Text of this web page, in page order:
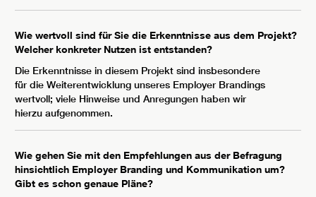
Wie wertvoll sind für Sie die Erkenntnisse aus dem Projekt?
Welcher konkreter Nutzen ist entstanden?
Die Erkenntnisse in diesem Projekt sind insbesondere
für die Weiterentwicklung unseres Employer Brandings
wertvoll; viele Hinweise und Anregungen haben wir
hierzu aufgenommen.
Wie gehen Sie mit den Empfehlungen aus der Befragung
hinsichtlich Employer Branding und Kommunikation um?
Gibt es schon genaue Pläne?